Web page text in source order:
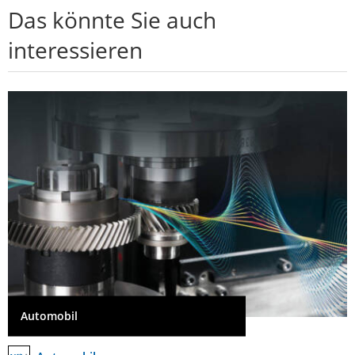
Das könnte Sie auch
interessieren
Automobil